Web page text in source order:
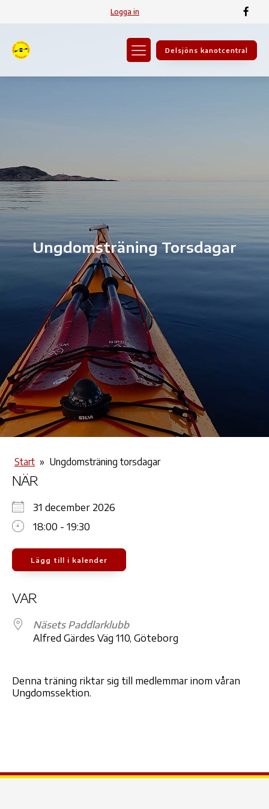
Logga in
Delsjöns kanotcentral
Ungdomsträning Torsdagar
Start » Ungdomsträning torsdagar
NÄR
31 december 2026
18:00 - 19:30
Lägg till i kalender
VAR
Näsets Paddlarklubb
Alfred Gärdes Väg 110, Göteborg
Denna träning riktar sig till medlemmar inom våran
Ungdomssektion.